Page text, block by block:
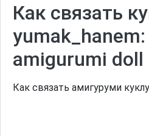
Как связать
amigurumi doll
Как связать амигуруми куклу